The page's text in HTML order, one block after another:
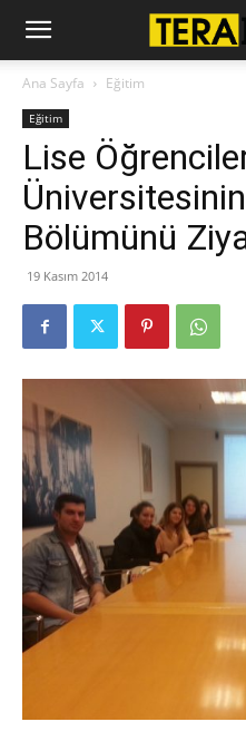
Ana Sayfa Eğitim
Eğitim
Lise
Bölümünü
19 Kasım 2014